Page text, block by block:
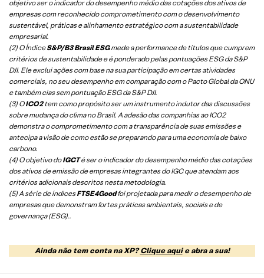
objetivo ser o indicador do desempenho médio das cotações dos ativos de
empresas com reconhecido comprometimento com o desenvolvimento
sustentável, práticas e alinhamento estratégico com a sustentabilidade
empresarial.
(2) O ÍndiceS&P/B3 Brasil ESGmede a performance de títulos que cumprem
critérios de sustentabilidade e é ponderado pelas pontuações ESG da S&P
DJI. Ele exclui ações com base na sua participação em certas atividades
comerciais, no seu desempenho em comparação com o Pacto Global da ONU
e também cias sem pontuação ESG da S&P DJI.
(3) OICO2tem como propósito ser um instrumento indutor das discussões
sobre mudança do clima no Brasil. A adesão das companhias ao ICO2
demonstra o comprometimento com a transparência de suas emissões e
antecipa a visão de como estão se preparando para uma economia de baixo
carbono.
(4) O objetivo doIGCTé ser o indicador do desempenho médio das cotações
dos ativos de emissão de empresas integrantes do IGC que atendam aos
critérios adicionais descritos nesta metodologia.
(5) A série de índicesFTSE4Goodfoi projetada para medir o desempenho de
empresas que demonstram fortes práticas ambientais, sociais e de
governança (ESG)..
Ainda não tem conta na XP?Clique aquie abra a sua!